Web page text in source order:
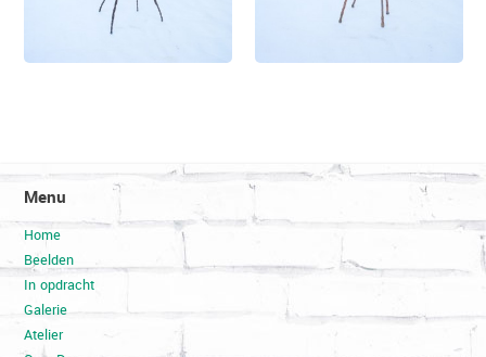
Menu
Home
Beelden
In opdracht
Galerie
Atelier